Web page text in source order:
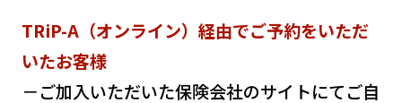
TRiP-A（オンライン）経由でご予約をいただ
いたお客様
－ご加入いただいた保険会社のサイトにてご自